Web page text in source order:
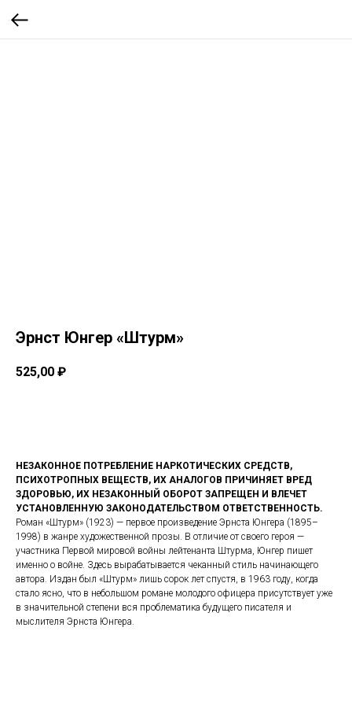
Эрнст Юнгер «Штурм»
525,00 ₽
НЕЗАКОННОЕ ПОТРЕБЛЕНИЕ НАРКОТИЧЕСКИХ СРЕДСТВ,
ПСИХОТРОПНЫХ ВЕЩЕСТВ, ИХ АНАЛОГОВ ПРИЧИНЯЕТ ВРЕД
ЗДОРОВЬЮ, ИХ НЕЗАКОННЫЙ ОБОРОТ ЗАПРЕЩЕН И ВЛЕЧЕТ
УСТАНОВЛЕННУЮ ЗАКОНОДАТЕЛЬСТВОМ ОТВЕТСТВЕННОСТЬ.
Роман «Штурм» (1923) — первое произведение Эрнста Юнгера (1895–
1998) в жанре художественной прозы. В отличие от своего героя —
участника Первой мировой войны лейтенанта Штурма, Юнгер пишет
именно о войне. Здесь вырабатывается чеканный стиль начинающего
автора. Издан был «Штурм» лишь сорок лет спустя, в 1963 году, когда
стало ясно, что в небольшом романе молодого офицера присутствует уже
в значительной степени вся проблематика будущего писателя и
мыслителя Эрнста Юнгера.